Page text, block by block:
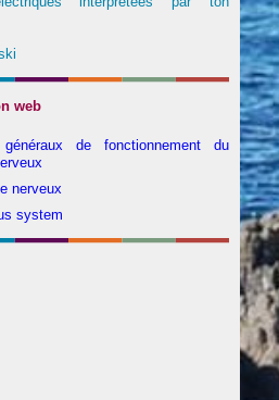
web
généraux de fonctionnement du
nerveux
system